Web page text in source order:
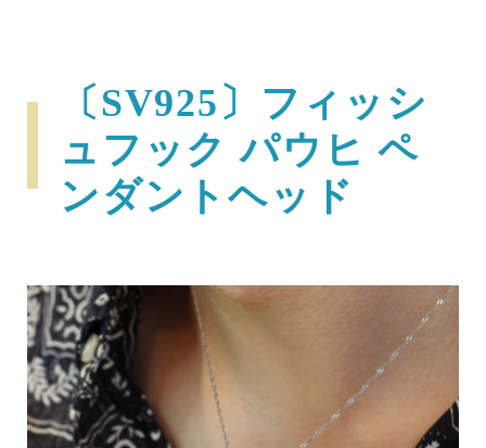
〔SV925〕フィッシ
ュフック パウヒ ペ
ンダントヘッド